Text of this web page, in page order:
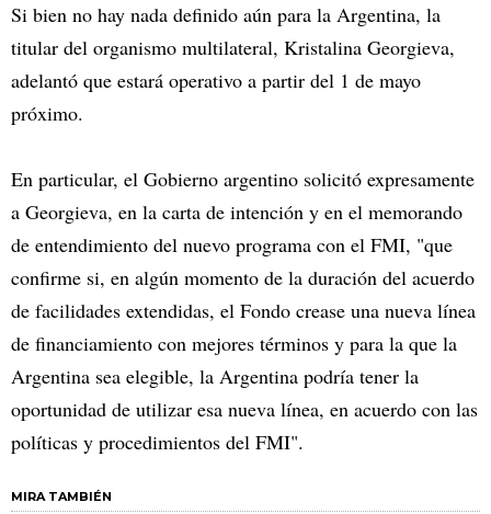
Si bien no hay nada definido aún para la Argentina, la
titular del organismo multilateral, Kristalina Georgieva,
adelantó que estará operativo a partir del 1 de mayo
próximo.
En particular, el Gobierno argentino solicitó expresamente
a Georgieva, en la carta de intención y en el memorando
de entendimiento del nuevo programa con el FMI, "que
confirme si, en algún momento de la duración del acuerdo
de facilidades extendidas, el Fondo crease una nueva línea
de financiamiento con mejores términos y para la que la
Argentina sea elegible, la Argentina podría tener la
oportunidad de utilizar esa nueva línea, en acuerdo con las
políticas y procedimientos del FMI".
MIRA TAMBIÉN